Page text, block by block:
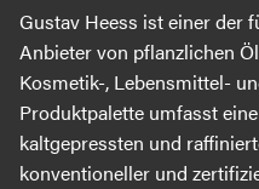
Gustav Heess ist einer der
Anbieter von pflanzlichen
Kosmetik-, Lebensmittel-
Produktpalette umfasst
kaltgepressten und
konventioneller und